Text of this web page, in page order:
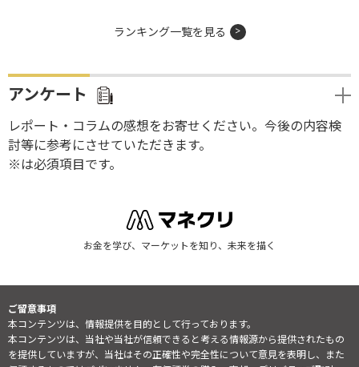
ランキング一覧を見る
アンケート
レポート・コラムの感想をお寄せください。今後の内容検
討等に参考にさせていただきます。
※は必須項目です。
お金を学び、マーケットを知り、未来を描く
ご留意事項
本コンテンツは、情報提供を目的として行っております。
本コンテンツは、当社や当社が信頼できると考える情報源から提供されたもの
を提供していますが、当社はその正確性や完全性について意見を表明し、また